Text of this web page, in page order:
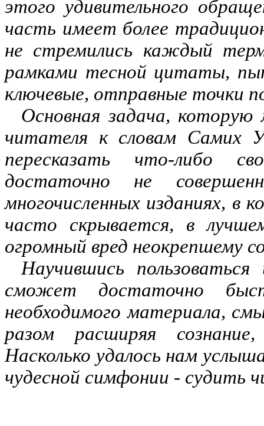
этого удивительного
часть имеет более
не стремились каждый
рамками тесной цитаты,
ключевые, отправные точки
Основная задача,
читателя к словам Самих
пересказать что-либо
достаточно не
многочисленных изданиях, в
часто скрывается, в
огромный вред неокрепшему
Научившись
сможет достаточно
необходимого материала,
разом расширяя
Насколько удалось нам
чудесной симфонии - судить